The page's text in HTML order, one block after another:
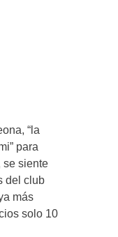
“la
para
se siente
del club
más
solo 10